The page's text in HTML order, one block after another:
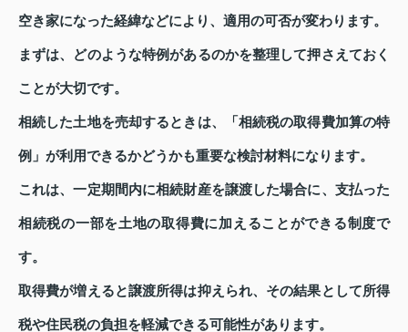
空き家になった経緯などにより、適用の可否が変わります。
まずは、どのような特例があるのかを整理して押さえておく
ことが大切です。
相続した土地を売却するときは、「相続税の取得費加算の特
例」が利用できるかどうかも重要な検討材料になります。
これは、一定期間内に相続財産を譲渡した場合に、支払った
相続税の一部を土地の取得費に加えることができる制度で
す。
取得費が増えると譲渡所得は抑えられ、その結果として所得
税や住民税の負担を軽減できる可能性があります。